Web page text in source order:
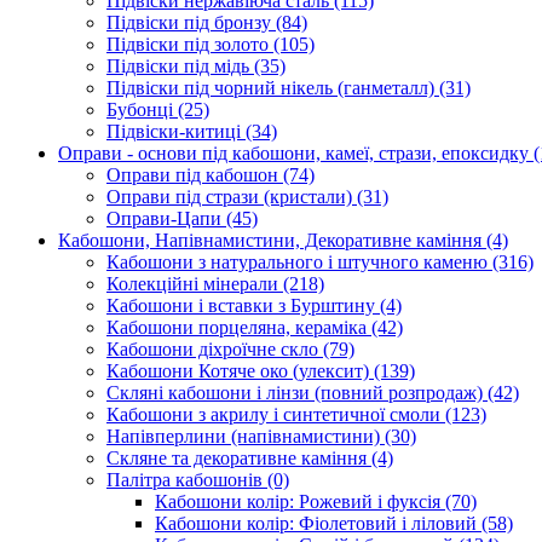
Підвіски під бронзу (84)
Підвіски під золото (105)
Підвіски під мідь (35)
Підвіски під чорний нікель (ганметалл) (31)
Бубонці (25)
Підвіски-китиці (34)
Оправи - основи під кабошони, камеї, стрази, епоксидку
Оправи під кабошон (74)
Оправи під стрази (кристали) (31)
Оправи-Цапи (45)
Кабошони, Напівнамистини, Декоративне каміння (4)
Кабошони з натурального і штучного каменю (316)
Колекційні мінерали (218)
Кабошони і вставки з Бурштину (4)
Кабошони порцеляна, кераміка (42)
Кабошони діхроїчне скло (79)
Кабошони Котяче око (улексит) (139)
Скляні кабошони і лінзи (повний розпродаж) (42)
Кабошони з акрилу і синтетичної смоли (123)
Напівперлини (напівнамистини) (30)
Скляне та декоративне каміння (4)
Палітра кабошонів (0)
Кабошони колір: Рожевий і фуксія (70)
Кабошони колір: Фіолетовий і ліловий (58)